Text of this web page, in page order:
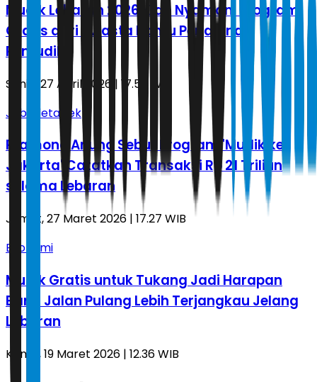
Mudik Lebaran 2026 Kian Nyaman, Program
Gratis dari Swasta Bantu Perjalanan
Pemudik
Senin, 27 April 2026 | 17.57 WIB
Jabodetabek
Pramono Anung Sebut Program 'Mudik ke
Jakarta' Catatkan Transaksi Rp 21 Triliun
selama Lebaran
Jumat, 27 Maret 2026 | 17.27 WIB
Ekonomi
Mudik Gratis untuk Tukang Jadi Harapan
Baru, Jalan Pulang Lebih Terjangkau Jelang
Lebaran
Kamis, 19 Maret 2026 | 12.36 WIB